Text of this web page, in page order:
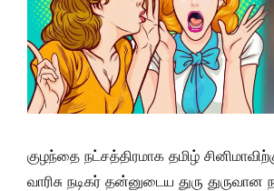
குழந்தை நட்சத்திரமாக தமிழ்
வாரிசு நடிகர் தன்னுடைய துரு துருவான